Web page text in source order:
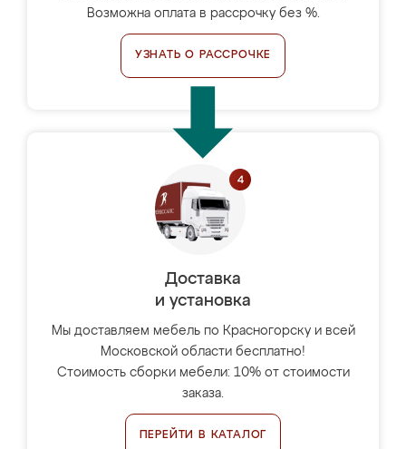
Возможна оплата в рассрочку без %.
УЗНАТЬ О РАССРОЧКЕ
Доставка
и установка
Мы доставляем мебель по Красногорску и всей
Московской области бесплатно!
Стоимость сборки мебели: 10% от стоимости
заказа.
ПЕРЕЙТИ В КАТАЛОГ